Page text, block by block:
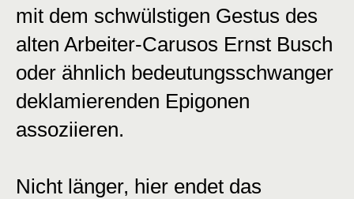
mit dem schwülstigen Gestus des
alten Arbeiter-Carusos Ernst Busch
oder ähnlich bedeutungsschwanger
deklamierenden Epigonen
assoziieren.
Nicht länger, hier endet das